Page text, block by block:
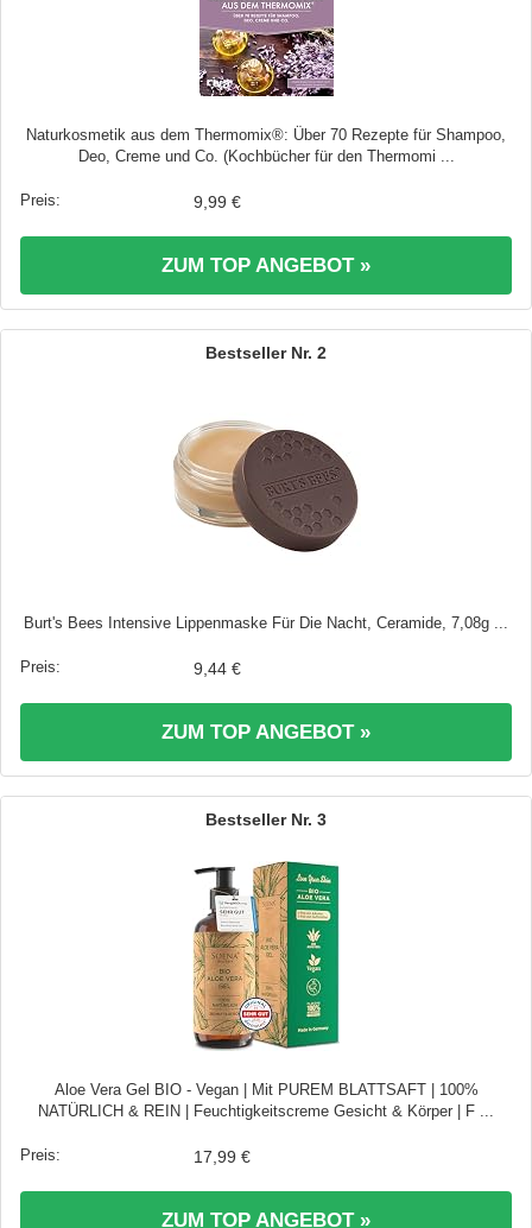
Naturkosmetik aus dem Thermomix®: Über 70 Rezepte für Shampoo,
Deo, Creme und Co. (Kochbücher für den Thermomi ...
9,99 €
ZUM TOP ANGEBOT »
2
Burt's Bees Intensive Lippenmaske Für Die Nacht, Ceramide, 7,08g ...
9,44 €
ZUM TOP ANGEBOT »
3
Aloe Vera Gel BIO - Vegan | Mit PUREM BLATTSAFT | 100%
NATÜRLICH & REIN | Feuchtigkeitscreme Gesicht & Körper | F ...
17,99 €
ZUM TOP ANGEBOT »